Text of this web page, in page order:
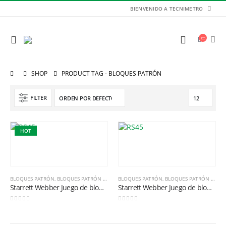
BIENVENIDO A TECNIMETRO
SHOP PRODUCT TAG - BLOQUES PATRÓN
FILTER
HOT
BLOQUES PATRÓN, BLOQUES PATRÓN Y ACCESORIOS
Starrett Webber Juego de bloques de precisión – Modelo: RS45.MA1 Grado 0
BLOQUES PATRÓN, BLOQUES PATRÓN Y ACCESORIOS
Starrett Webber Juego de bloques de precisión – Modelo: RS9. MA1 Grado 0